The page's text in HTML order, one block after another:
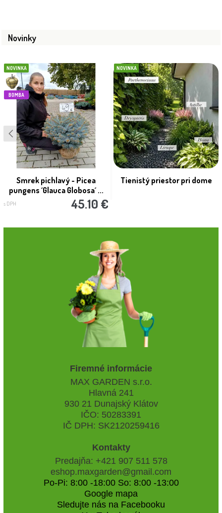
Novinky
NOVINKA
BOMBA
Smrek pichlavý - Picea
pungens ´Glauca Globosa´ ...
s DPH 45.10 €
NOVINKA
Tienistý priestor pri dome
Firemné informácie
MAX GARDEN s.r.o.
Hlavná 241
930 21 Dunajský Klátov
IČO: 50283391
IČ DPH: SK2120259416
Kontakty
Predajňa: +421 907 511 578
eshop.maxgarden@gmail.com
Po-Pi: 8:00 -18:00 So: 8:00 -13:00
Google mapa
Sledujte nás na Facebooku